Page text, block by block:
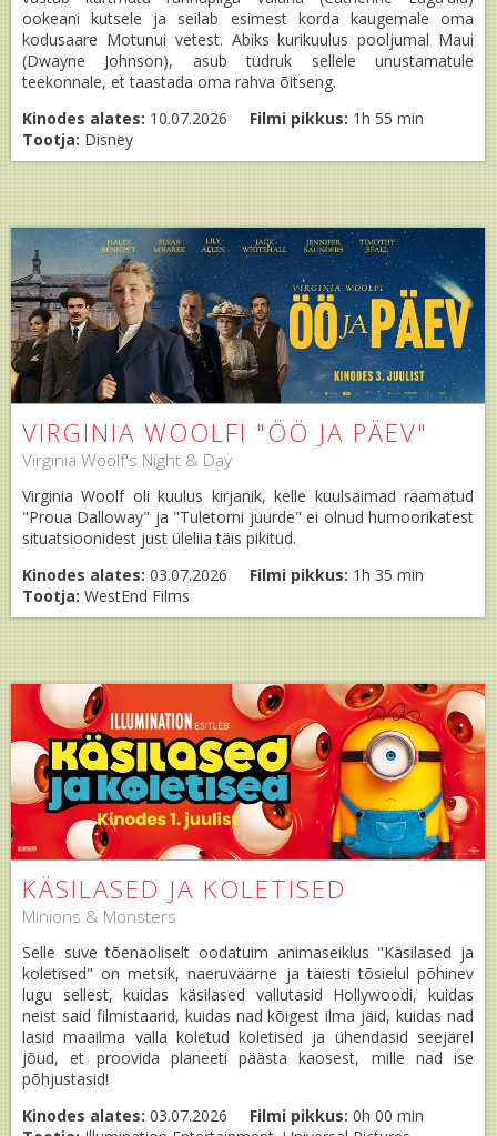
ookeani kutsele ja seilab esimest korda kaugemale oma
kodusaare Motunui vetest. Abiks kurikuulus pooljumal Maui
(Dwayne Johnson), asub tüdruk sellele unustamatule
teekonnale, et taastada oma rahva õitseng.
Kinodes alates: 10.07.2026 Filmi pikkus: 1h 55 min
Tootja: Disney
VIRGINIA WOOLFI "ÖÖ JA PÄEV"
Virginia Woolf's Night & Day
Virginia Woolf oli kuulus kirjanik, kelle kuulsaimad raamatud
"Proua Dalloway" ja "Tuletorni juurde" ei olnud humoorikatest
situatsioonidest just üleliia täis pikitud.
Kinodes alates: 03.07.2026 Filmi pikkus: 1h 35 min
Tootja: WestEnd Films
KÄSILASED JA KOLETISED
Minions & Monsters
Selle suve tõenäoliselt oodatuim animaseiklus "Käsilased ja
koletised" on metsik, naeruväärne ja täiesti tõsielul põhinev
lugu sellest, kuidas käsilased vallutasid Hollywoodi, kuidas
neist said filmistaarid, kuidas nad kõigest ilma jäid, kuidas nad
lasid maailma valla koletud koletised ja ühendasid seejärel
jõud, et proovida planeeti päästa kaosest, mille nad ise
põhjustasid!
Kinodes alates: 03.07.2026 Filmi pikkus: 0h 00 min